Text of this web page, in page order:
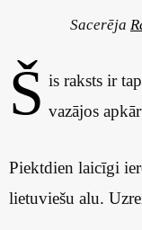
Sacerēja
Š is raksts ir
vazājos
Piektdien laicīgi
lietuviešu alu.